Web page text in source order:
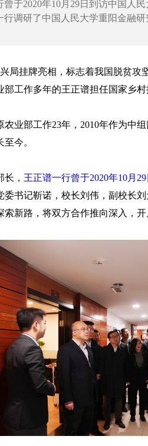
于2020年10月29日到访中国人
调研了中国人民大学重阳金融
局挂牌亮相，标志着我国脱贫攻
工作多年的王正谱担任国家乡村
业部工作23年，2010年作为中
今。
， 王正谱一行曾于2020年10月
委书记靳诺，校长刘伟，副校长
新路，将双方合作推向深入，开